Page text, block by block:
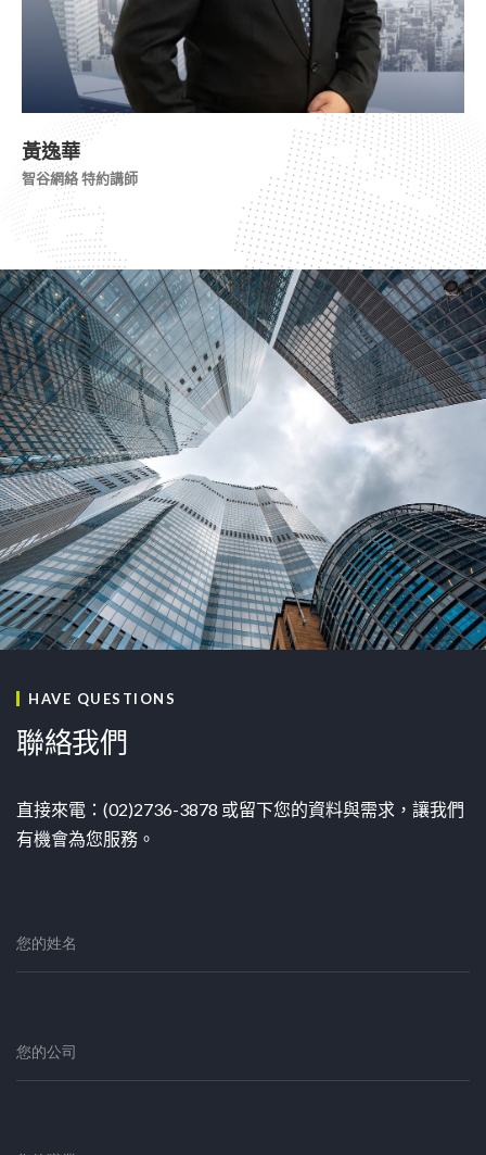
黃逸華
智谷網絡 特約講師
HAVE QUESTIONS
聯絡我們
直接來電：(02)2736-3878 或留下您的資料與需求，讓我們
有機會為您服務。